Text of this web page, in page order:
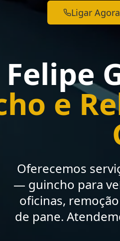
Ligar
Felipe
e
Oferecemos
— guincho para
oficinas,
de pane.